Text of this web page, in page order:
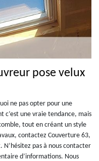
pose velux
ne pas opter pour une
c’est une vraie tendance, mais
tout en créant un style
contactez Couverture 63,
pas à nous contacter
d’informations. Nous